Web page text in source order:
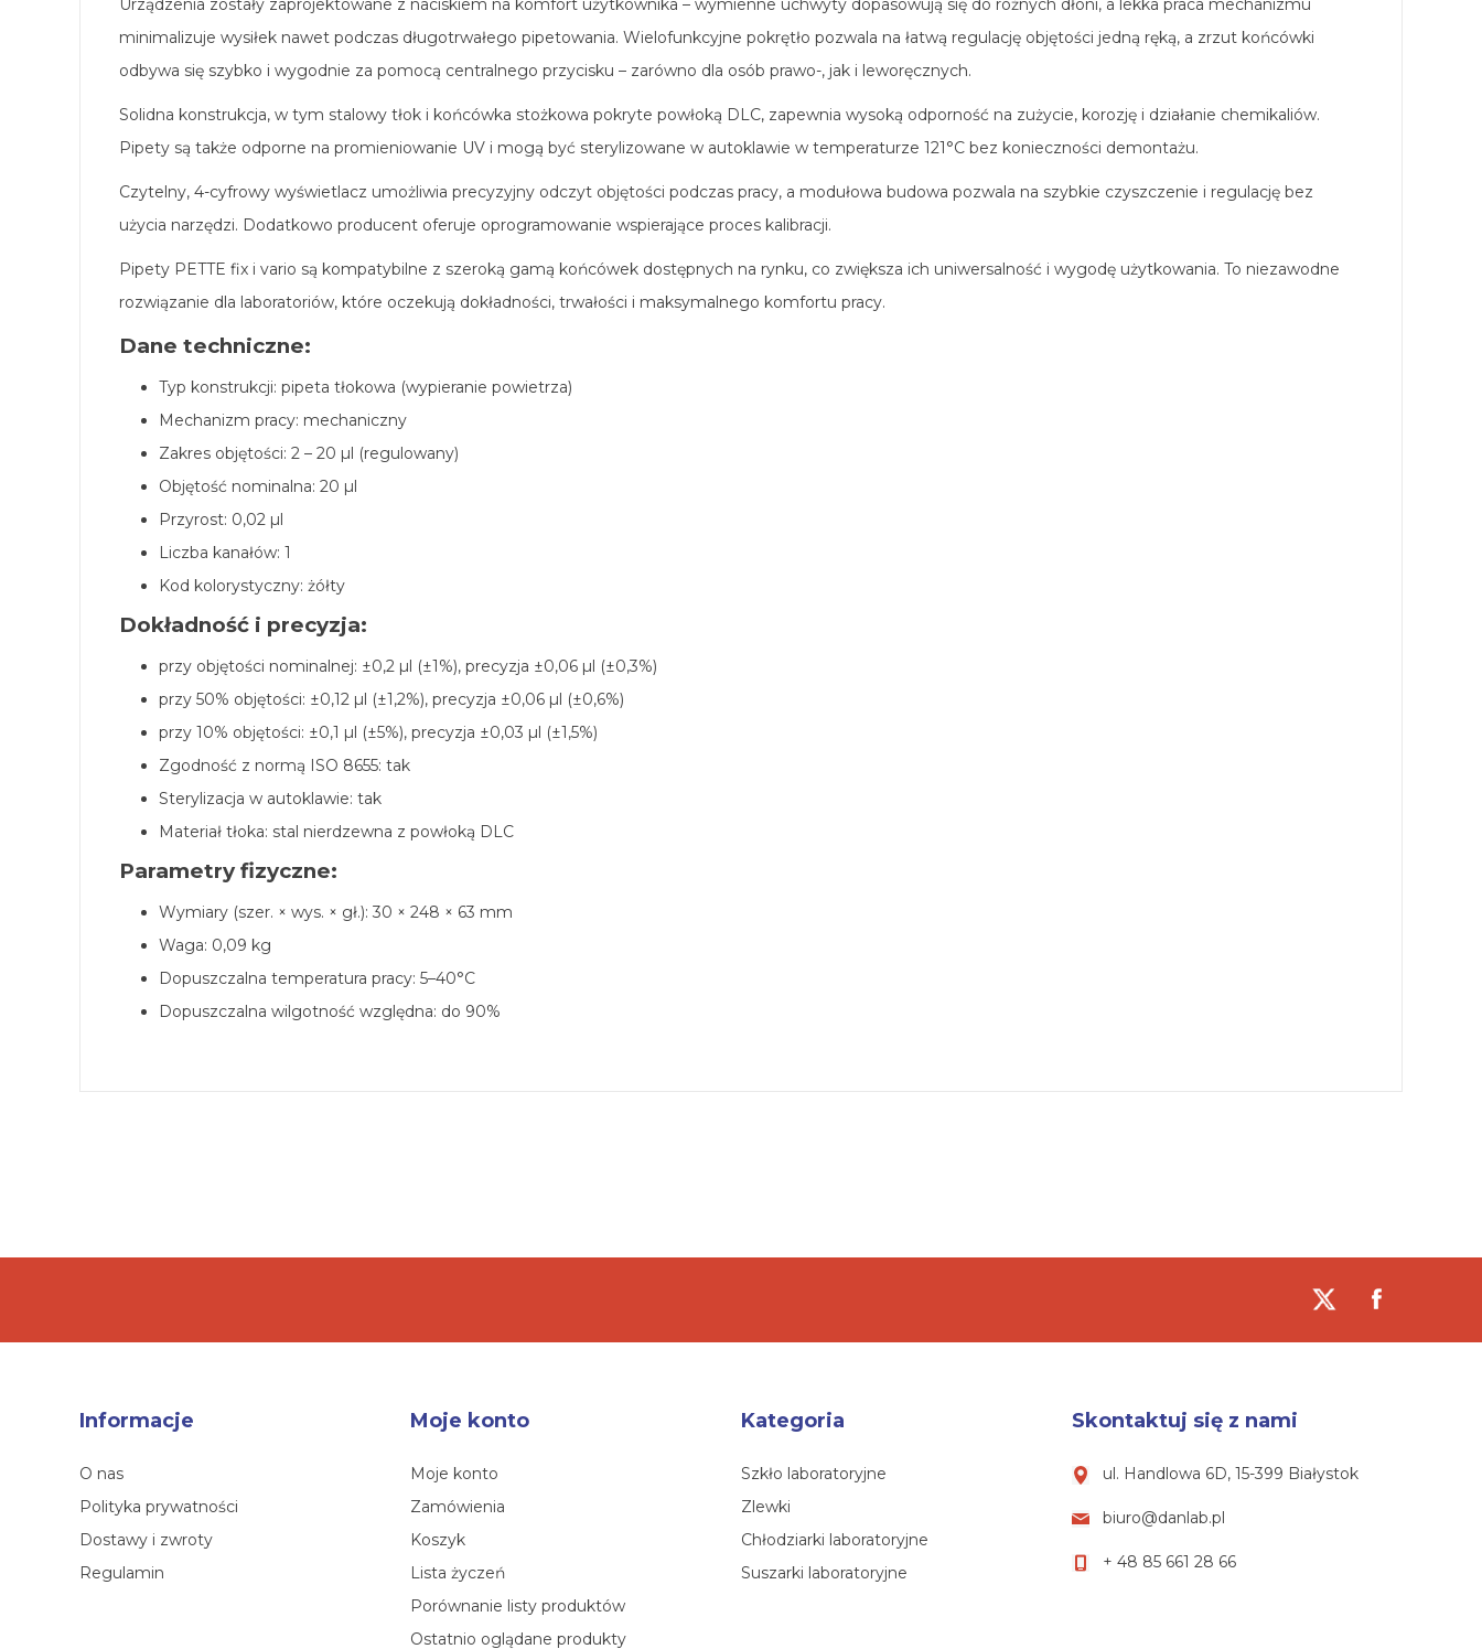
Urządzenia zostały zaprojektowane z naciskiem na komfort użytkownika – wymienne uchwyty dopasowują się do różnych dłoni, a lekka praca mechanizmu
minimalizuje wysiłek nawet podczas długotrwałego pipetowania. Wielofunkcyjne pokrętło pozwala na łatwą regulację objętości jedną ręką, a zrzut końcówki
odbywa się szybko i wygodnie za pomocą centralnego przycisku – zarówno dla osób prawo-, jak i leworęcznych.
Solidna konstrukcja, w tym stalowy tłok i końcówka stożkowa pokryte powłoką DLC, zapewnia wysoką odporność na zużycie, korozję i działanie chemikaliów.
Pipety są także odporne na promieniowanie UV i mogą być sterylizowane w autoklawie w temperaturze 121°C bez konieczności demontażu.
Czytelny, 4-cyfrowy wyświetlacz umożliwia precyzyjny odczyt objętości podczas pracy, a modułowa budowa pozwala na szybkie czyszczenie i regulację bez
użycia narzędzi. Dodatkowo producent oferuje oprogramowanie wspierające proces kalibracji.
Pipety PETTE fix i vario są kompatybilne z szeroką gamą końcówek dostępnych na rynku, co zwiększa ich uniwersalność i wygodę użytkowania. To niezawodne
rozwiązanie dla laboratoriów, które oczekują dokładności, trwałości i maksymalnego komfortu pracy.
Dane techniczne:
Typ konstrukcji: pipeta tłokowa (wypieranie powietrza)
Mechanizm pracy: mechaniczny
Zakres objętości: 2 – 20 µl (regulowany)
Objętość nominalna: 20 µl
Przyrost: 0,02 µl
Liczba kanałów: 1
Kod kolorystyczny: żółty
Dokładność i precyzja:
przy objętości nominalnej: ±0,2 µl (±1%), precyzja ±0,06 µl (±0,3%)
przy 50% objętości: ±0,12 µl (±1,2%), precyzja ±0,06 µl (±0,6%)
przy 10% objętości: ±0,1 µl (±5%), precyzja ±0,03 µl (±1,5%)
Zgodność z normą ISO 8655: tak
Sterylizacja w autoklawie: tak
Materiał tłoka: stal nierdzewna z powłoką DLC
Parametry fizyczne:
Wymiary (szer. × wys. × gł.): 30 × 248 × 63 mm
Waga: 0,09 kg
Dopuszczalna temperatura pracy: 5–40°C
Dopuszczalna wilgotność względna: do 90%
Informacje
O nas
Polityka prywatności
Dostawy i zwroty
Regulamin
Moje konto
Moje konto
Zamówienia
Koszyk
Lista życzeń
Porównanie listy produktów
Ostatnio oglądane produkty
Kategoria
Szkło laboratoryjne
Zlewki
Chłodziarki laboratoryjne
Suszarki laboratoryjne
Skontaktuj się z nami
ul. Handlowa 6D, 15-399 Białystok
biuro@danlab.pl
+ 48 85 661 28 66